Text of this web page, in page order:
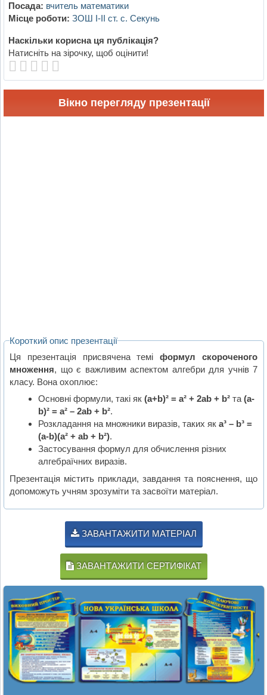
Посада: вчитель математики
Місце роботи: ЗОШ І-ІІ ст. с. Секунь
Наскільки корисна ця публікація?
Натисніть на зірочку, щоб оцінити!
Вікно перегляду презентації
Короткий опис презентації
Ця презентація присвячена теміформул скороченого
множення, що є важливим аспектом алгебри для учнів 7
класу. Вона охоплює:
Основні формули, такі як (a+b)² = a² + 2ab + b²та (a-
b)² = a² – 2ab + b².
Розкладання на множники виразів, таких як a³ – b³ =
(a-b)(a² + ab + b²).
Застосування формул для обчислення різних
алгебраїчних виразів.
Презентація містить приклади, завдання та пояснення, що
допоможуть учням зрозуміти та засвоїти матеріал.
ЗАВАНТАЖИТИ МАТЕРІАЛ
ЗАВАНТАЖИТИ СЕРТИФІКАТ